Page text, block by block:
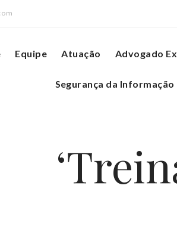
Equipe Atuação Advogado
Segurança da Informação